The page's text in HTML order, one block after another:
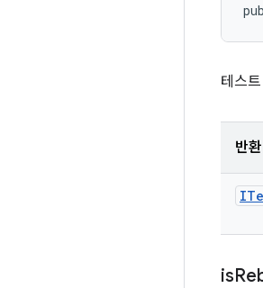
테스
반
is